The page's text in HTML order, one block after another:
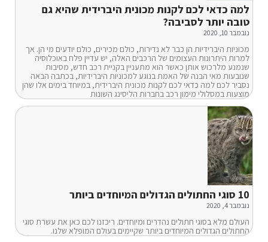
למה כדאי לכם לקנות מכונית היברידית שהיא גם
טובה יותר לסביבה?
נובמבר 10, 2020
מכוניות היברידיות הן כבר לא נדירות, כולם מכירים, כולם יודעים מי הן. אך
למרות היתרונות העצומים של הרכבים האלה, יש עדיין פלח באוכלוסיה
שנמנע מלרכוש אותן כאשר הוא מתעניין בקניית רכב חדש, מסיבות
שנובעות מאי הבנה של האמת בנוגע למכוניות היברידיות, בכתבה הבאה
נסביר לכם למה כדאי לכם לקנות מכונית היברידית, במיוחד בימים אלו שהן
מוצעות במסלולי מימון רכב בחברות הליסינג השונות
10 סוגי החתולים הגדולים המיוחדים ביותר
נובמבר 4, 2020
העולם מלא בסוגי חתולים נהדרים ומיוחדים. ריכזנו לכם כאן את עשרת סוגי
החתולים הגדולים המיוחדים ביותר שקיימים בעולם המופלא שלנו.